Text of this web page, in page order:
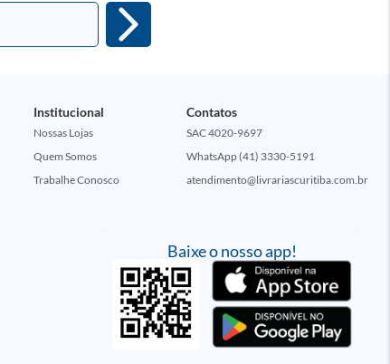
Baixe o nosso app!
Institucional
Nossas Lojas
Quem Somos
Trabalhe Conosco
Contatos
SAC 4020-9697
WhatsApp (41) 3330-5191
atendimento@livrariascuritiba.com.br